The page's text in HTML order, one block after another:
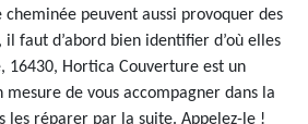
peuvent aussi provoquer des
faut d’abord bien identifier d’où elles
16430, Hortica Couverture est un
mesure de vous accompagner dans la
les réparer par la suite. Appelez-le !